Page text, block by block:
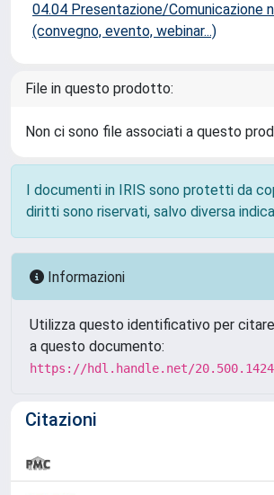
04.04 Presentazione/Comunicazione
(convegno, evento, webinar...)
File in questo prodotto:
Non ci sono file associati a questo
I documenti in IRIS sono protetti da
diritti sono riservati, salvo diversa
Informazioni
Utilizza questo identificativo per
a questo documento:
https://hdl.handle.net/
Citazioni